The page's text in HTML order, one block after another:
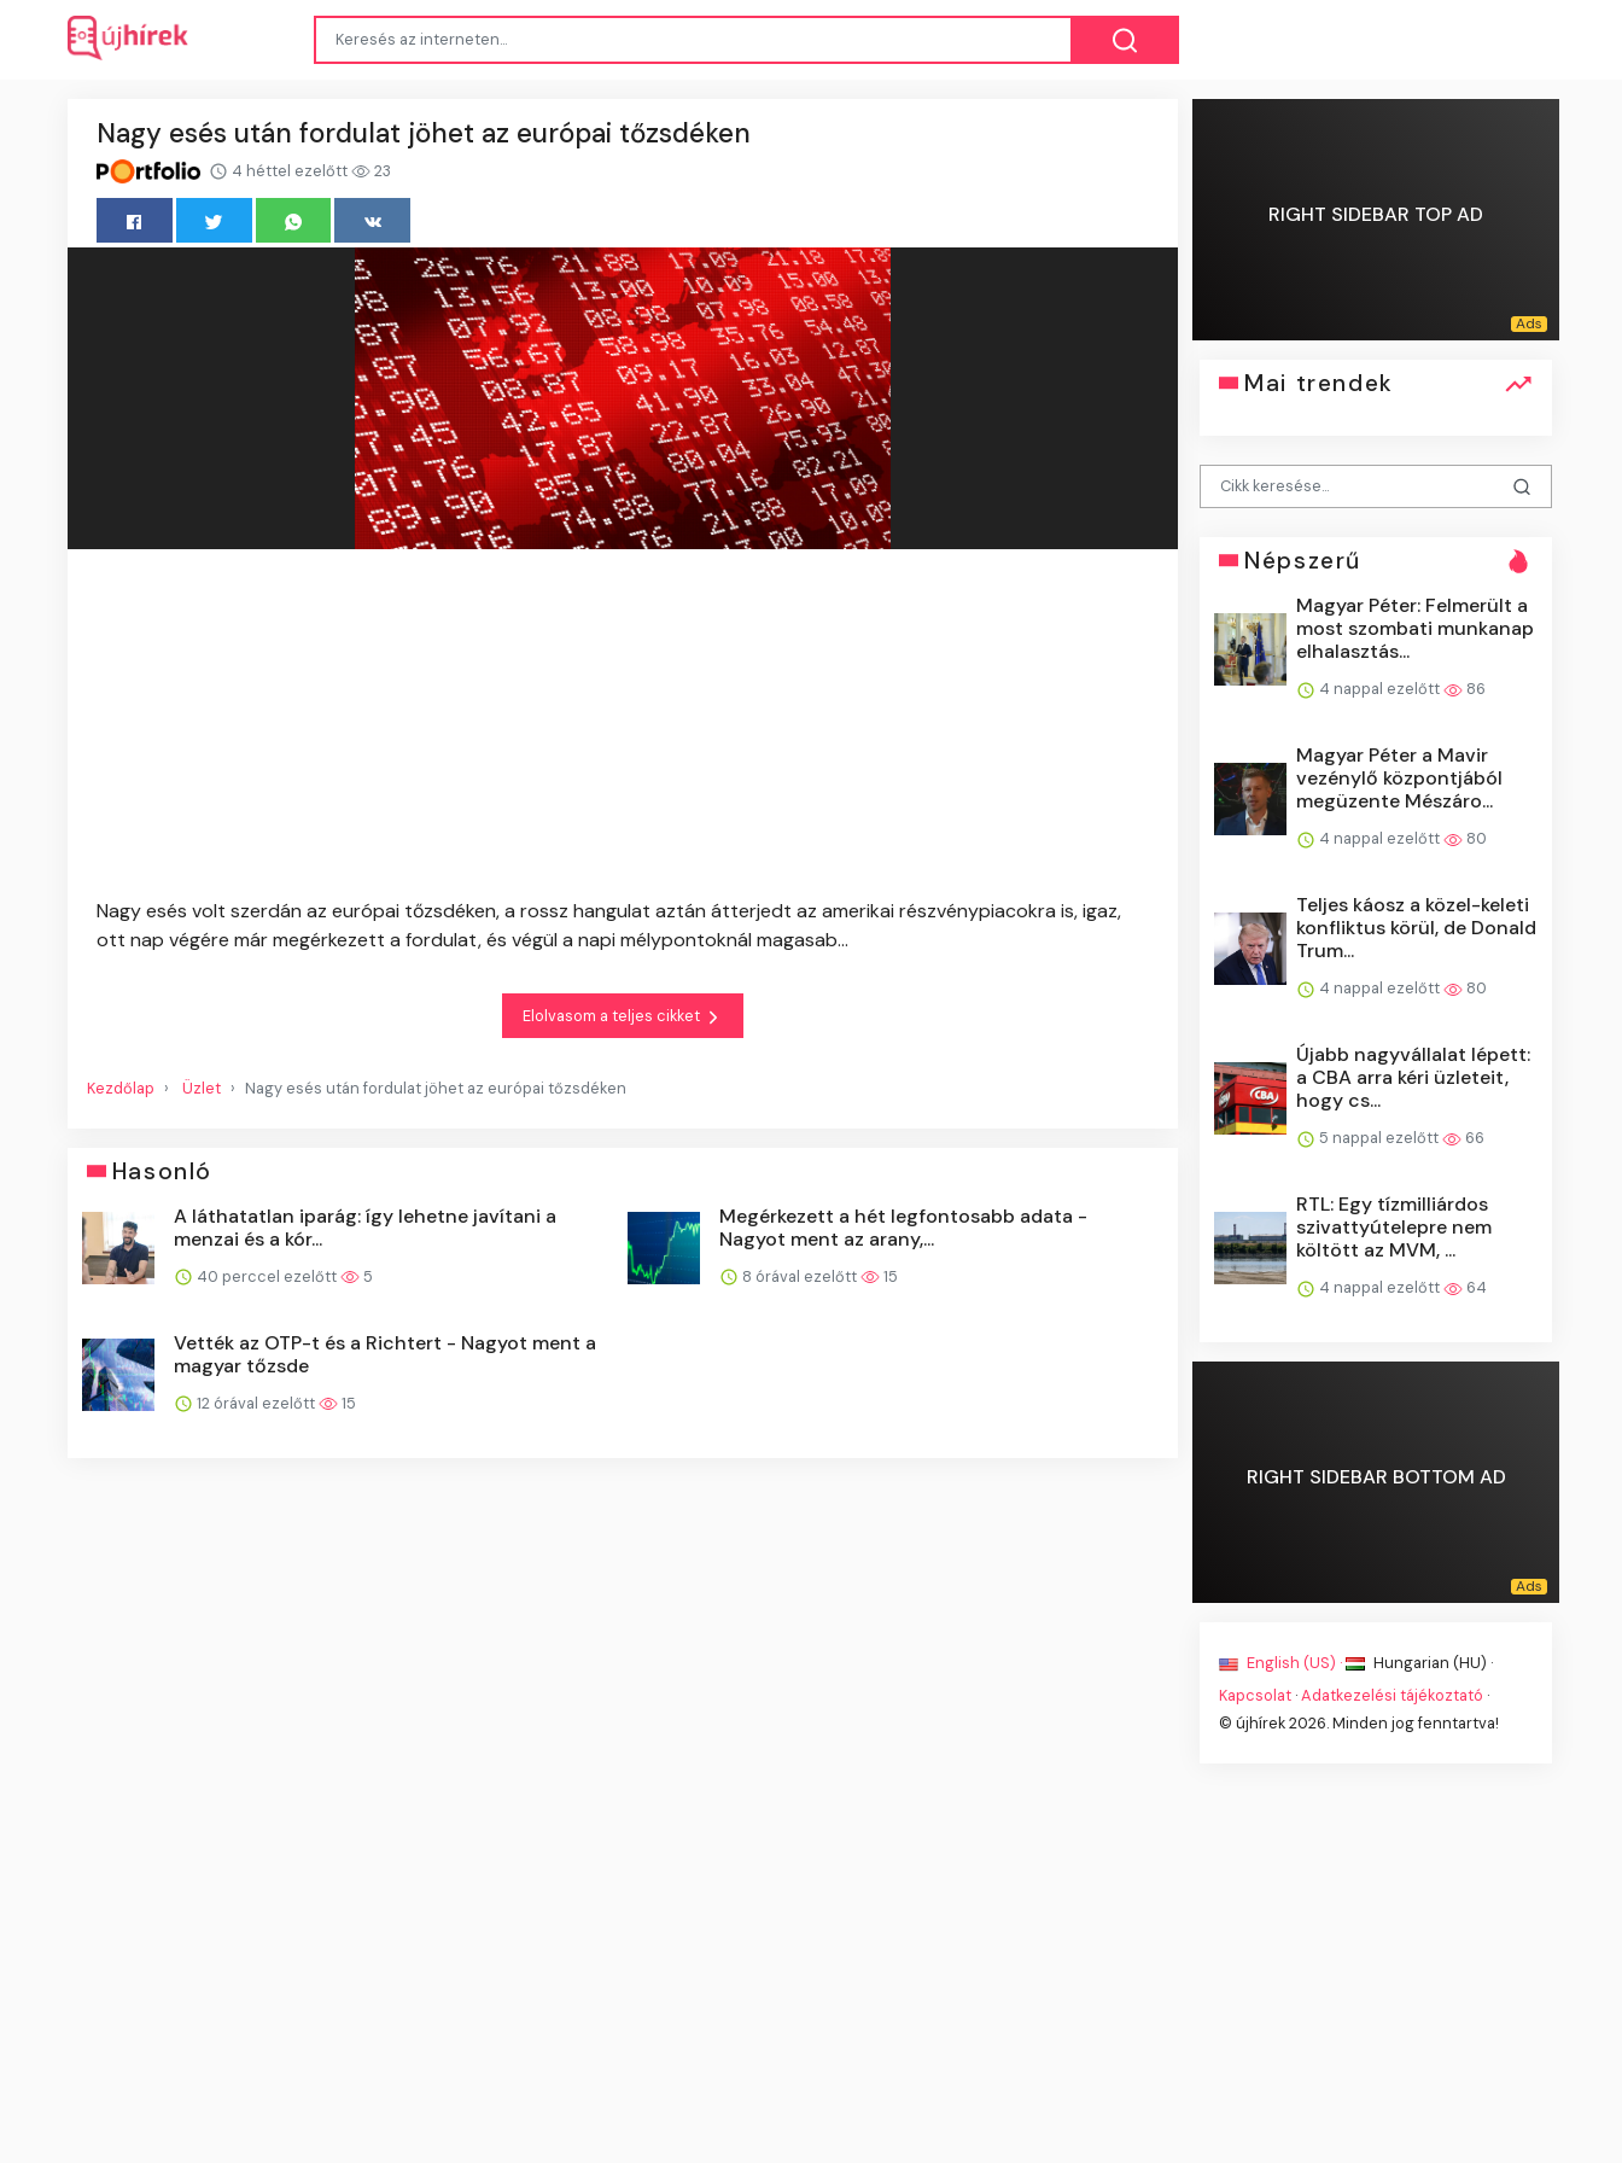
Nagy esés után fordulat jöhet az európai tőzsdéken
4 héttel ezelőtt 23
Nagy esés volt szerdán az európai tőzsdéken, a rossz hangulat aztán átterjedt az amerikai részvénypiacokra is, igaz,
ott nap végére már megérkezett a fordulat, és végül a napi mélypontoknál magasab...
Elolvasom a teljes cikket
Kezdőlap Üzlet Nagy esés után fordulat jöhet az európai tőzsdéken
Hasonló
A láthatatlan iparág: így lehetne javítani a
menzai és a kór...
40 perccel ezelőtt 5
Megérkezett a hét legfontosabb adata -
Nagyot ment az arany,...
8 órával ezelőtt 15
Vették az OTP-t és a Richtert - Nagyot ment a
magyar tőzsde
12 órával ezelőtt 15
RIGHT SIDEBAR TOP AD
Mai trendek
Népszerű
Magyar Péter: Felmerült a
most szombati munkanap
elhalasztás...
4 nappal ezelőtt 86
Magyar Péter a Mavir
vezénylő központjából
megüzente Mészáro...
4 nappal ezelőtt 80
Teljes káosz a közel-keleti
konfliktus körül, de Donald
Trum...
4 nappal ezelőtt 80
Újabb nagyvállalat lépett:
a CBA arra kéri üzleteit,
hogy cs...
5 nappal ezelőtt 66
RTL: Egy tízmilliárdos
szivattyútelepre nem
költött az MVM, ...
4 nappal ezelőtt 64
RIGHT SIDEBAR BOTTOM AD
English (US) ·
Hungarian (HU) ·
Kapcsolat ·Adatkezelési tájékoztató ·
© újhírek 2026. Minden jog fenntartva!